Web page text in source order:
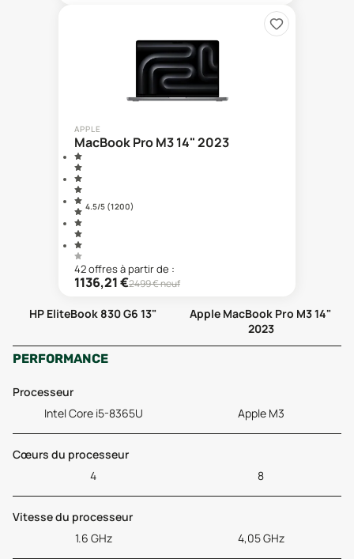
APPLE
MacBook Pro M3 14" 2023
4.5/5 (1 200)
42offresà partir de :
1136,21€2499€ neuf
HP EliteBook 830 G6 13"
Apple MacBook Pro M3 14"
2023
PERFORMANCE
Processeur
Intel Core i5-8365U
Apple M3
Cœurs du processeur
4
8
Vitesse du processeur
1.6 GHz
4,05 GHz